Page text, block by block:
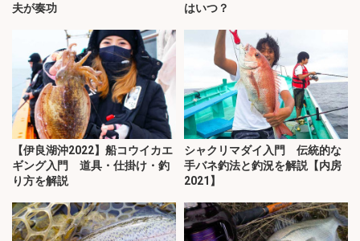
夫が奏功
はいつ？
【伊良湖沖2022】船コウイカエ
ギング入門 道具・仕掛け・釣
り方を解説
シャクリマダイ入門 伝統的な
手バネ釣法と釣況を解説【内房
2021】